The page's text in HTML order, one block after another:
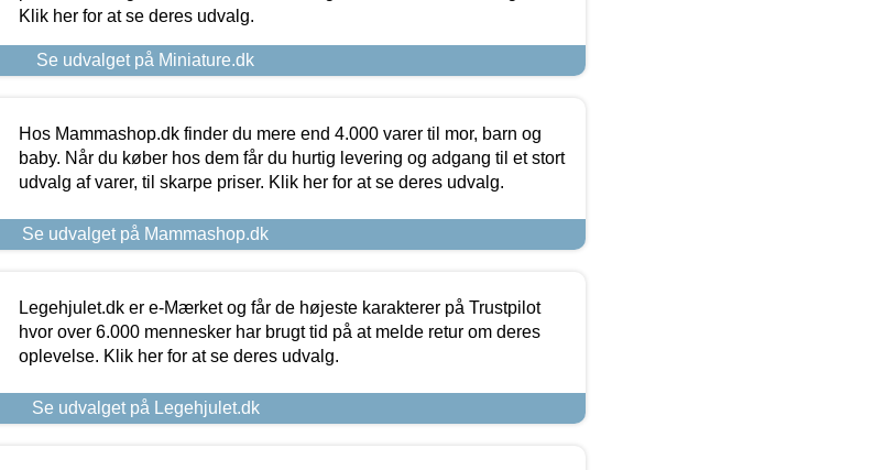
Klik her for at se deres udvalg.
Se udvalget på Miniature.dk
Hos Mammashop.dk finder du mere end 4.000 varer til mor, barn og
baby. Når du køber hos dem får du hurtig levering og adgang til et stort
udvalg af varer, til skarpe priser. Klik her for at se deres udvalg.
Se udvalget på Mammashop.dk
Legehjulet.dk er e-Mærket og får de højeste karakterer på Trustpilot
hvor over 6.000 mennesker har brugt tid på at melde retur om deres
oplevelse. Klik her for at se deres udvalg.
Se udvalget på Legehjulet.dk